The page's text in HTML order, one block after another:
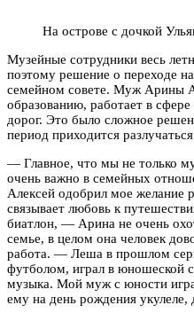
На острове с дочкой
Музейные сотрудники весь
поэтому решение о переходе
семейном совете. Муж Арины
образованию, работает в
дорог. Это было сложное
период приходится
— Главное, что мы не только
очень важно в семейных
Алексей одобрил мое желание
связывает любовь к
биатлон, — Арина не очень
семье, в целом она человек
работа. — Леша в прошлом
футболом, играл в юношеской
музыка. Мой муж с юности
ему на день рождения укулеле,